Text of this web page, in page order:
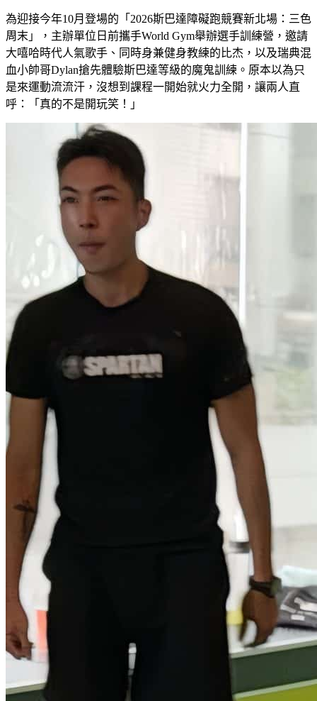
為迎接今年10月登場的「2026斯巴達障礙跑競賽新北場：三色
周末」，主辦單位日前攜手World Gym舉辦選手訓練營，邀請
大嘻哈時代人氣歌手、同時身兼健身教練的比杰，以及瑞典混
血小帥哥Dylan搶先體驗斯巴達等級的魔鬼訓練。原本以為只
是來運動流流汗，沒想到課程一開始就火力全開，讓兩人直
呼：「真的不是開玩笑！」